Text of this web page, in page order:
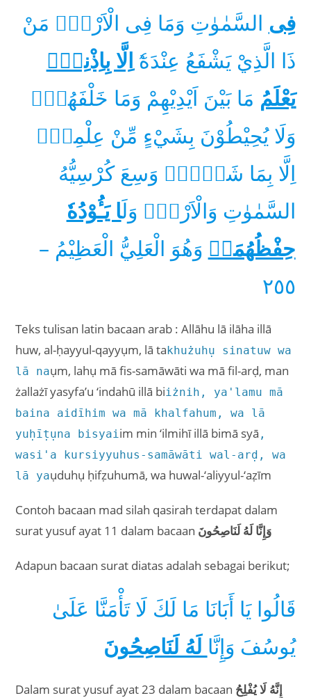
فِى السَّمٰوٰتِ وَمَا فِى الْاَرْضِۗ مَنْ
ذَا الَّذِيْ يَشْفَعُ عِنْدَهٗٓ اِلَّا بِاِذْنِهٖۗ
يَعْلَمُ مَا بَيْنَ اَيْدِيْهِمْ وَمَا خَلْفَهُمْۚ
وَلَا يُحِيْطُوْنَ بِشَيْءٍ مِّنْ عِلْمِهٖٓ
اِلَّا بِمَا شَاۤءَۚ وَسِعَ كُرْسِيُّهُ
السَّمٰوٰتِ وَالْاَرْضَۚ وَلَا يَـُٔوْدُهٗ
حِفْظُهُمَاۚ وَهُوَ الْعَلِيُّ الْعَظِيْمُ –
٢٥٥
Teks tulisan latin bacaan arab : Allāhu lā ilāha illā
huw, al-ḥayyul-qayyụm, lā takhużuhụ sinatuw wa
lā naụm, lahụ mā fis-samāwāti wa mā fil-arḍ, man
żallażī yasyfa’u ‘indahū illā biiżnih, ya'lamu mā
baina aidīhim wa mā khalfahum, wa lā
yuḥīṭụna bisyai im min ‘ilmihī illā bimā syā ,
wasi'a kursiyyuhus-samāwāti wal-arḍ, wa
lā yaụduhụ ḥifẓuhumā, wa huwal-‘aliyyul-‘aẓīm
Contoh bacaan mad silah qasirah terdapat dalam
surat yusuf ayat 11 dalam bacaan وَإِنَّا لَهُ لَنَاصِحُونَ
Adapun bacaan surat diatas adalah sebagai berikut;
قَالُوا يَا أَبَانَا مَا لَكَ لَا تَأْمَنَّا عَلَىٰ
يُوسُفَ وَإِنَّا لَهُ لَنَاصِحُونَ
Dalam surat yusuf ayat 23 dalam bacaan إِنَّهُ لَا يُفْلِحُ